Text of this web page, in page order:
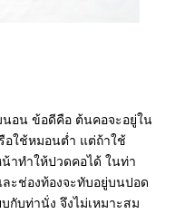
อน ข้อดีคือ ต้นคอจะอยู่ใน
อใช้หมอนต่ำ แต่ถ้าใช้
าทำให้ปวดคอได้ ในท่า
ะช่องท้องจะทับอยู่บนปอด
กับท่านั่ง จึงไม่เหมาะสม